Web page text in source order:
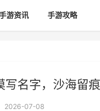
游资讯 手游攻略
名字，沙海留
2026-07-08